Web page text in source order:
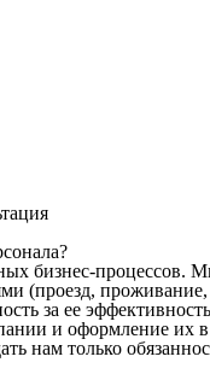
бизнес-
(проезд,
за ее
и оформление их
нам только